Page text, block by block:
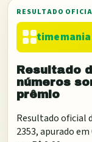
RESULTADO
timemania
Resultado
números
prêmio
Resultado oficial
2353, apurado em